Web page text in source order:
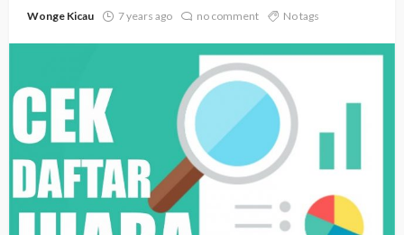
Wonge Kicau 7 years ago no comment No tags